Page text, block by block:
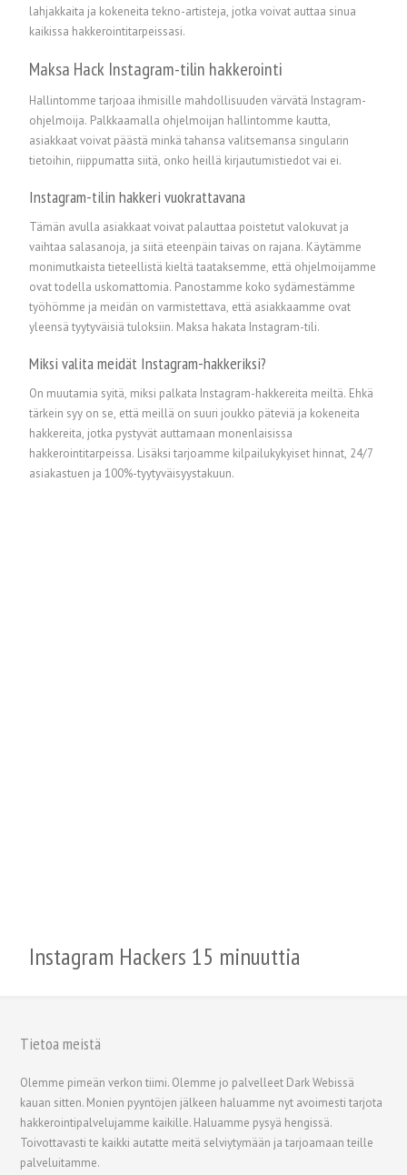
lahjakkaita ja kokeneita tekno-artisteja, jotka voivat auttaa sinua
kaikissa hakkerointitarpeissasi.
Maksa Hack Instagram-tilin hakkerointi
Hallintomme tarjoaa ihmisille mahdollisuuden värvätä Instagram-
ohjelmoija. Palkkaamalla ohjelmoijan hallintomme kautta,
asiakkaat voivat päästä minkä tahansa valitsemansa singularin
tietoihin, riippumatta siitä, onko heillä kirjautumistiedot vai ei.
Instagram-tilin hakkeri vuokrattavana
Tämän avulla asiakkaat voivat palauttaa poistetut valokuvat ja
vaihtaa salasanoja, ja siitä eteenpäin taivas on rajana. Käytämme
monimutkaista tieteellistä kieltä taataksemme, että ohjelmoijamme
ovat todella uskomattomia. Panostamme koko sydämestämme
työhömme ja meidän on varmistettava, että asiakkaamme ovat
yleensä tyytyväisiä tuloksiin. Maksa hakata Instagram-tili.
Miksi valita meidät Instagram-hakkeriksi?
On muutamia syitä, miksi palkata Instagram-hakkereita meiltä. Ehkä
tärkein syy on se, että meillä on suuri joukko päteviä ja kokeneita
hakkereita, jotka pystyvät auttamaan monenlaisissa
hakkerointitarpeissa. Lisäksi tarjoamme kilpailukykyiset hinnat, 24/7
asiakastuen ja 100%-tyytyväisyystakuun.
Instagram Hackers 15 minuuttia
Tietoa meistä
Olemme pimeän verkon tiimi. Olemme jo palvelleet Dark Webissä
kauan sitten. Monien pyyntöjen jälkeen haluamme nyt avoimesti tarjota
hakkerointipalvelujamme kaikille. Haluamme pysyä hengissä.
Toivottavasti te kaikki autatte meitä selviytymään ja tarjoamaan teille
palveluitamme.
简体中文
香港中文
繁體中文